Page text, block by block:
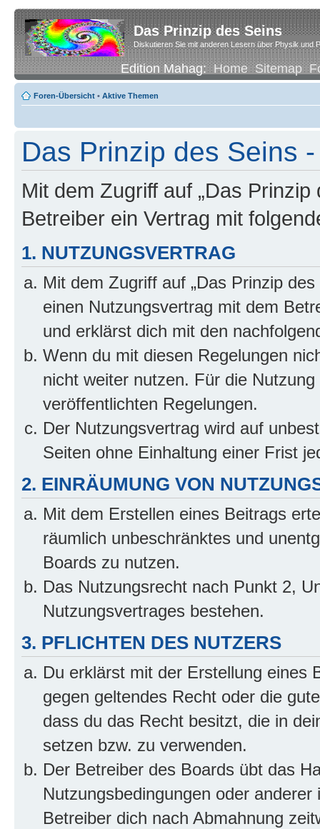
Das Prinzip des Seins
Diskutieren Sie mit anderen Lesern über Physik und
Edition Mahag:Home Sitemap
Foren-Übersicht • Aktive Themen
Das Prinzip des Seins
Mit dem Zugriff auf „Das
Betreiber ein Vertrag mit
1. NUTZUNGSVERTRAG
Mit dem Zugriff auf „Das Prinzip
einen Nutzungsvertrag mit dem
und erklärst dich mit den
Wenn du mit diesen Regelungen
nicht weiter nutzen. Für die
veröffentlichten Regelungen.
Der Nutzungsvertrag wird auf
Seiten ohne Einhaltung einer Frist
2. EINRÄUMUNG VON
Mit dem Erstellen eines Beitrags
räumlich unbeschränktes und
Boards zu nutzen.
Das Nutzungsrecht nach Punkt 2,
Nutzungsvertrages bestehen.
3. PFLICHTEN DES NUTZERS
Du erklärst mit der Erstellung eines
gegen geltendes Recht oder die
dass du das Recht besitzt, die in
setzen bzw. zu verwenden.
Der Betreiber des Boards übt das
Nutzungsbedingungen oder
Betreiber dich nach Abmahnung